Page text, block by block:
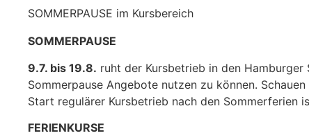
SOMMERPAUSE im Kursbereich
SOMMERPAUSE
9.7. bis 19.8. ruht der Kursbetrieb in den
Sommerpause Angebote nutzen zu können.
Start regulärer Kursbetrieb nach den Sommerferien
FERIENKURSE